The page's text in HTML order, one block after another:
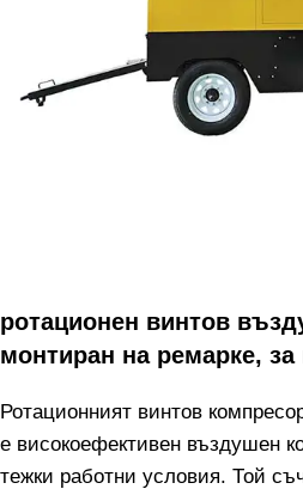
ротационен винтов
монтиран на ремарке,
Ротационният винтов
е високоефективен въздушен
тежки работни условия. Той